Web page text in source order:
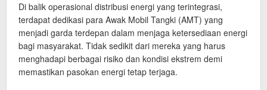
Di balik operasional distribusi energi yang terintegrasi,
terdapat dedikasi para Awak Mobil Tangki (AMT) yang
menjadi garda terdepan dalam menjaga ketersediaan energi
bagi masyarakat. Tidak sedikit dari mereka yang harus
menghadapi berbagai risiko dan kondisi ekstrem demi
memastikan pasokan energi tetap terjaga.